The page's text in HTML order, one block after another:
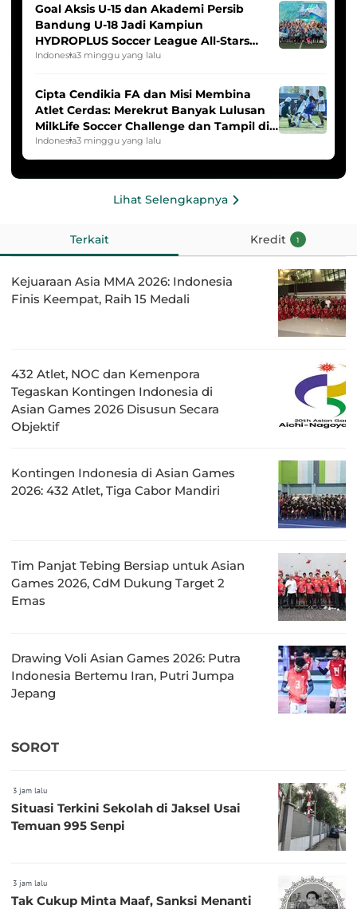
Goal Aksis U-15 dan Akademi Persib
Bandung U-18 Jadi Kampiun
HYDROPLUS Soccer League All-Stars
2025/2026
Indonesia3 minggu yang lalu
Cipta Cendikia FA dan Misi Membina
Atlet Cerdas: Merekrut Banyak Lulusan
MilkLife Soccer Challenge dan Tampil di
HYDROPLUS Soccer League
Indonesia3 minggu yang lalu
Lihat Selengkapnya
Terkait Kredit 1
Kejuaraan Asia MMA 2026: Indonesia
Finis Keempat, Raih 15 Medali
432 Atlet, NOC dan Kemenpora
Tegaskan Kontingen Indonesia di
Asian Games 2026 Disusun Secara
Objektif
Kontingen Indonesia di Asian Games
2026: 432 Atlet, Tiga Cabor Mandiri
Tim Panjat Tebing Bersiap untuk Asian
Games 2026, CdM Dukung Target 2
Emas
Drawing Voli Asian Games 2026: Putra
Indonesia Bertemu Iran, Putri Jumpa
Jepang
SOROT
3 jam lalu
Situasi Terkini Sekolah di Jaksel Usai
Temuan 995 Senpi
3 jam lalu
Tak Cukup Minta Maaf, Sanksi Menanti